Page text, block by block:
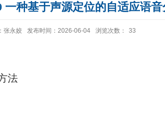
一种基于声源定位的自适应语
张永姣 发布时间：2026-06-04 浏览次数： 33
法